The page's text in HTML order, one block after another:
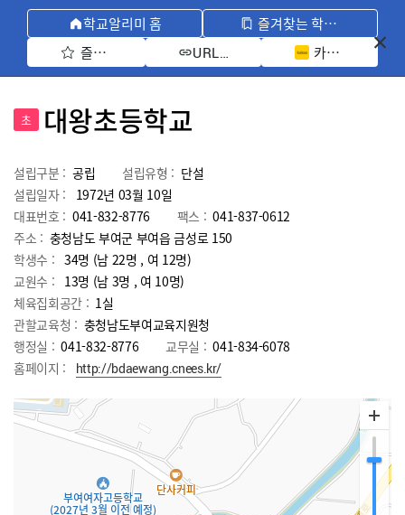
학교알리미 홈
즐겨찾는 학교 모아보기
즐겨찾기 선택
URL 복사 카카오톡 공유
초 대왕초등학교
설립구분 : 공립 설립유형 : 단설
설립일자 :
1972년 03월 10일
대표번호 : 041-832-8776 팩스 : 041-837-0612
주소 : 충청남도 부여군 부여읍 금성로 150
학생수 : 34명 (남 22명 , 여 12명)
교원수 : 13명 (남 3명 , 여 10명)
체육집회공간 : 1실
관할교육청 : 충청남도부여교육지원청
행정실 : 041-832-8776 교무실 : 041-834-6078
홈페이지 :
http://bdaewang.cnees.kr/